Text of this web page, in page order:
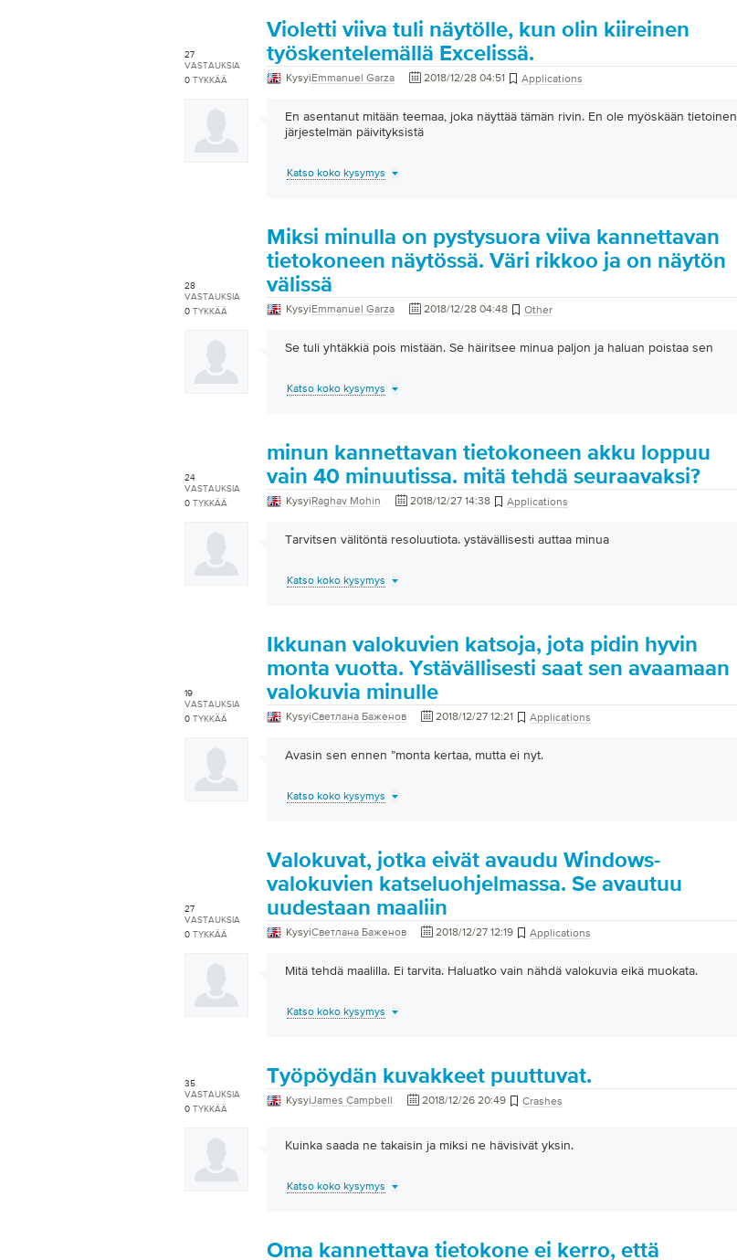
27
VASTAUKSIA
0 TYKKÄÄ
Violetti viiva tuli näytölle, kun olin kiireinen
työskentelemällä Excelissä.
KysyiEmmanuel Garza 2018/12/28 04:51 Applications
En asentanut mitään teemaa, joka näyttää tämän rivin. En ole myöskään tietoinen
järjestelmän päivityksistä
Katso koko kysymys
28
VASTAUKSIA
0 TYKKÄÄ
Miksi minulla on pystysuora viiva kannettavan
tietokoneen näytössä. Väri rikkoo ja on näytön
välissä
KysyiEmmanuel Garza 2018/12/28 04:48 Other
Se tuli yhtäkkiä pois mistään. Se häiritsee minua paljon ja haluan poistaa sen
Katso koko kysymys
24
VASTAUKSIA
0 TYKKÄÄ
minun kannettavan tietokoneen akku loppuu
vain 40 minuutissa. mitä tehdä seuraavaksi?
KysyiRaghav Mohin 2018/12/27 14:38 Applications
Tarvitsen välitöntä resoluutiota. ystävällisesti auttaa minua
Katso koko kysymys
19
VASTAUKSIA
0 TYKKÄÄ
Ikkunan valokuvien katsoja, jota pidin hyvin
monta vuotta. Ystävällisesti saat sen avaamaan
valokuvia minulle
KysyiСветлана Баженов 2018/12/27 12:21 Applications
Avasin sen ennen ”monta kertaa, mutta ei nyt.
Katso koko kysymys
27
VASTAUKSIA
0 TYKKÄÄ
Valokuvat, jotka eivät avaudu Windows-
valokuvien katseluohjelmassa. Se avautuu
uudestaan maaliin
KysyiСветлана Баженов 2018/12/27 12:19 Applications
Mitä tehdä maalilla. Ei tarvita. Haluatko vain nähdä valokuvia eikä muokata.
Katso koko kysymys
35
VASTAUKSIA
0 TYKKÄÄ
Työpöydän kuvakkeet puuttuvat.
KysyiJames Campbell 2018/12/26 20:49 Crashes
Kuinka saada ne takaisin ja miksi ne hävisivät yksin.
Katso koko kysymys
Oma kannettava tietokone ei kerro, että